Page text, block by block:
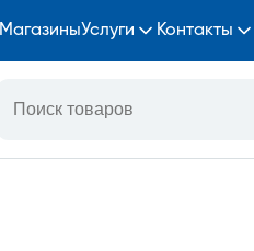
МагазиныУслуги Контакты